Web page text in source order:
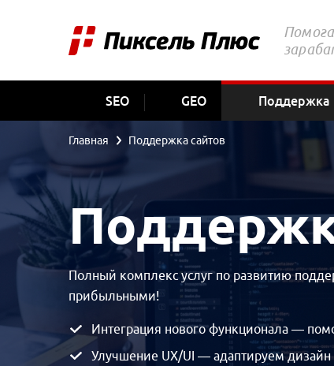
SEO GEO Поддержка
Полный комплекс услуг по развитию
прибыльными!
Интеграция нового функционала —
Улучшение UX/UI — адаптируем
Главная Поддержка сайтов